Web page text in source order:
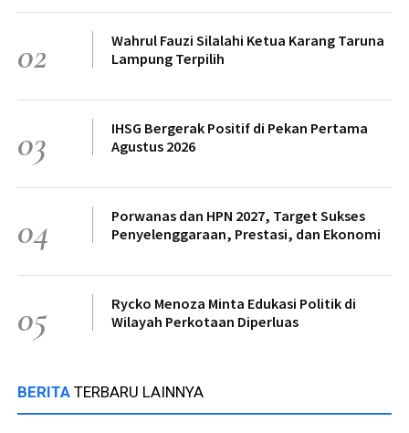
02
Wahrul Fauzi Silalahi Ketua Karang Taruna
Lampung Terpilih
03
IHSG Bergerak Positif di Pekan Pertama
Agustus 2026
04
Porwanas dan HPN 2027, Target Sukses
Penyelenggaraan, Prestasi, dan Ekonomi
05
Rycko Menoza Minta Edukasi Politik di
Wilayah Perkotaan Diperluas
BERITA TERBARU LAINNYA